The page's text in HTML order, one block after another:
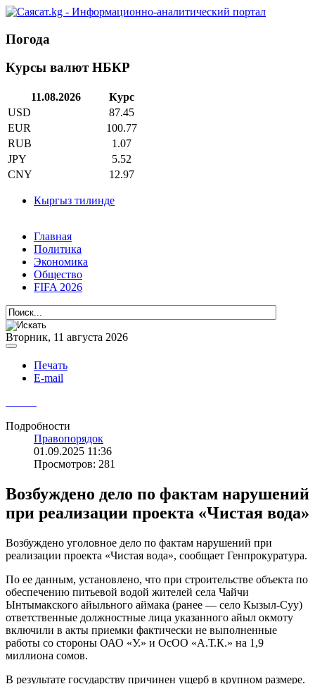
Погода
Курсы валют НБКР
11.08.2026
Курс
USD
87.45
EUR
100.77
RUB
1.07
JPY
5.52
CNY
12.97
Кыргыз тилинде
Главная
Политика
Экономика
Общество
FIFA 2026
Вторник, 11 августа 2026
Печать
E-mail
Подробности
Правопорядок
01.09.2025 11:36
Просмотров: 281
Возбуждено дело по фактам нарушений
при реализации проекта «Чистая вода»
Возбуждено уголовное дело по фактам нарушений при
реализации проекта «Чистая вода», сообщает Генпрокуратура.
По ее данным, установлено, что при строительстве объекта по
обеспечению питьевой водой жителей села Чайчи
Ынтымакского айыльного аймака (ранее — село Кызыл-Суу)
ответственные должностные лица указанного айыл окмоту
включили в акты приемки фактически не выполненные
работы со стороны ОАО «У.» и ОсОО «А.Т.К.» на 1,9
миллиона сомов.
В результате государству причинен ущерб в крупном размере.